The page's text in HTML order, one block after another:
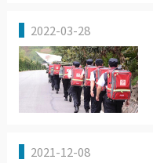
2022-03-28
2021-12-08